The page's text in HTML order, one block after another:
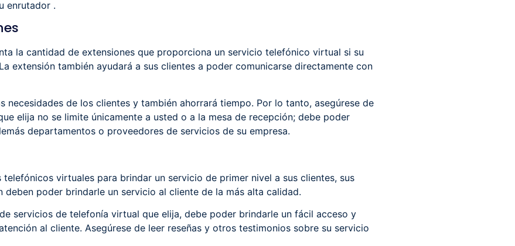
enrutador .
la cantidad de extensiones que proporciona un servicio telefónico virtual si su
extensión también ayudará a sus clientes a poder comunicarse directamente con
necesidades de los clientes y también ahorrará tiempo. Por lo tanto, asegúrese de
elija no se limite únicamente a usted o a la mesa de recepción; debe poder
departamentos o proveedores de servicios de su empresa.
virtuales para brindar un servicio de primer nivel a sus clientes, sus
deben poder brindarle un servicio al cliente de la más alta calidad.
servicios de telefonía virtual que elija, debe poder brindarle un fácil acceso y
al cliente. Asegúrese de leer reseñas y otros testimonios sobre su servicio